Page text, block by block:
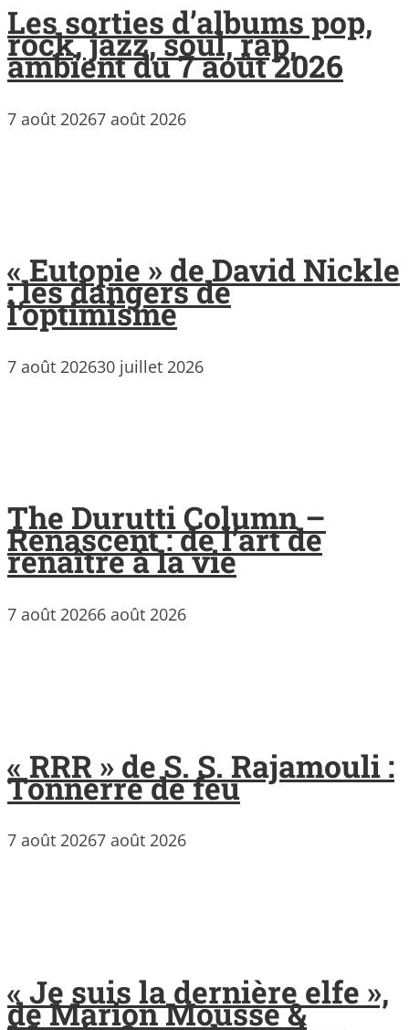
Les sorties d’albums pop,
rock, jazz, soul, rap,
ambient du 7 août 2026
7 août 20267 août 2026
« Eutopie » de David Nickle
: les dangers de
l’optimisme
7 août 202630 juillet 2026
The Durutti Column –
Renascent : de l’art de
renaître à la vie
7 août 20266 août 2026
« RRR » de S. S. Rajamouli :
Tonnerre de feu
7 août 20267 août 2026
« Je suis la dernière elfe »,
de Marion Mousse &